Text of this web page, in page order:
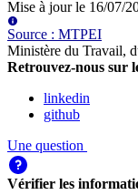
Mise à jour le 16/07/
Source : MTPEI
Ministère du Travail,
Retrouvez-nous sur
linkedin
github
Une question
Vérifier les